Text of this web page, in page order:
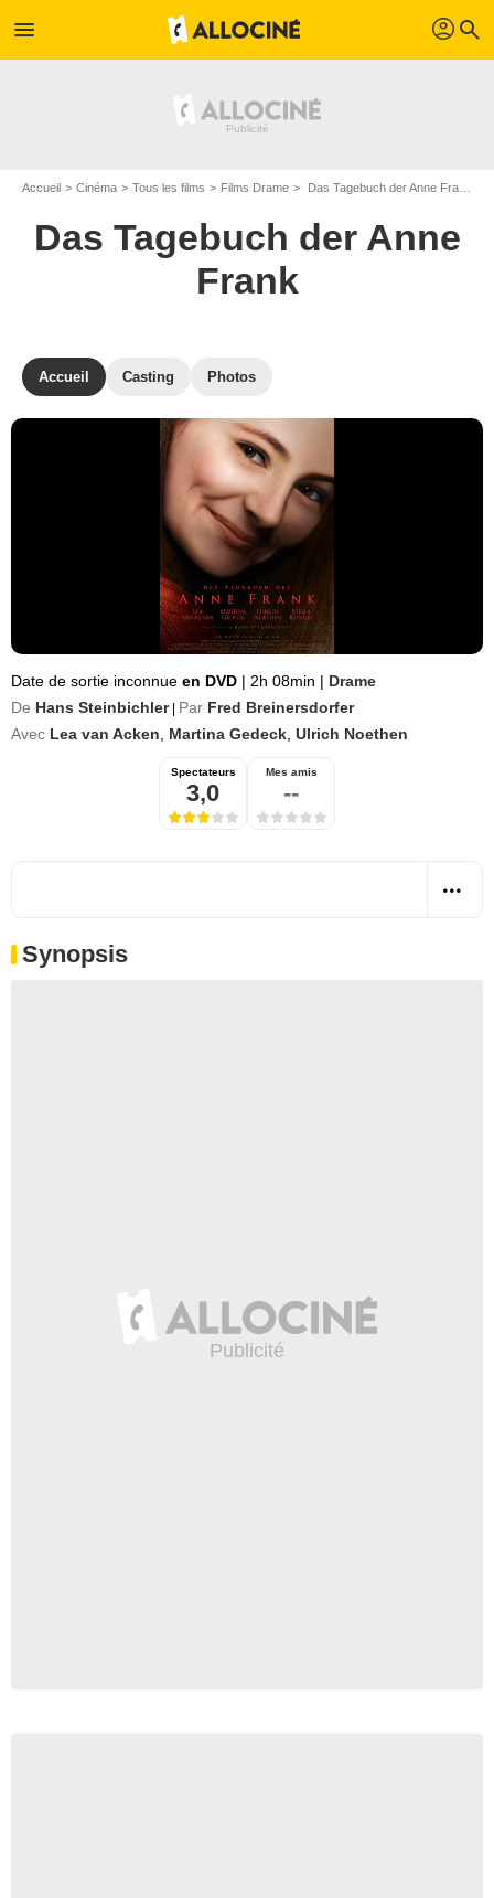
menu profil search
Accueil Cinéma Tous les films Films Drame Das Tagebuch der Anne Frank de Hans Steinbichler
Das Tagebuch der Anne
Frank
Accueil Casting Photos
Date de sortie inconnue en DVD | 2h 08min | Drame
De Hans Steinbichler Par Fred Breinersdorfer
Avec Lea van Acken Martina Gedeck Ulrich Noethen
Spectateurs
3,0
Mes amis
--
Synopsis